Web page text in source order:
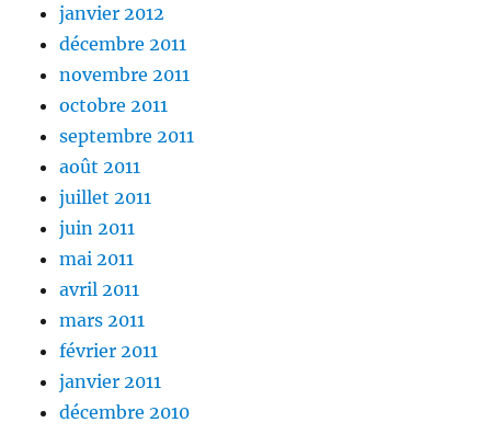
janvier 2012
décembre 2011
novembre 2011
octobre 2011
septembre 2011
août 2011
juillet 2011
juin 2011
mai 2011
avril 2011
mars 2011
février 2011
janvier 2011
décembre 2010